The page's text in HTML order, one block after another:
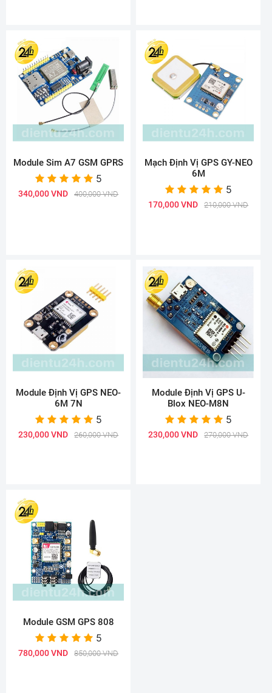
Module Sim A7 GSM GPRS
5
340,000 VND 400,000 VND
Mạch Định Vị GPS GY-NEO
6M
5
170,000 VND 210,000 VND
Module Định Vị GPS NEO-
6M 7N
5
230,000 VND 260,000 VND
Module Định Vị GPS U-
Blox NEO-M8N
5
230,000 VND 270,000 VND
Module GSM GPS 808
5
780,000 VND 850,000 VND